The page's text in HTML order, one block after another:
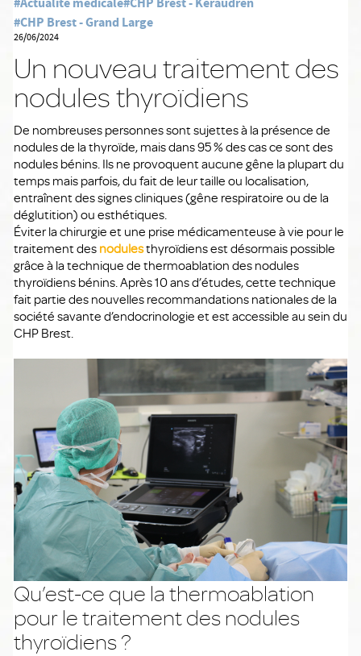
#CHP Brest - Grand Large
26/06/2024
Un nouveau traitement des
nodules thyroïdiens
De nombreuses personnes sont sujettes à la présence de
nodules de la thyroïde, mais dans 95 % des cas ce sont des
nodules bénins. Ils ne provoquent aucune gêne la plupart du
temps mais parfois, du fait de leur taille ou localisation,
entraînent des signes cliniques (gêne respiratoire ou de la
déglutition) ou esthétiques.
Éviter la chirurgie et une prise médicamenteuse à vie pour le
traitement des nodulesthyroïdiens est désormais possible
grâce à la technique de thermoablation des nodules
thyroïdiens bénins. Après 10 ans d’études, cette technique
fait partie des nouvelles recommandations nationales de la
société savante d’endocrinologie et est accessible au sein du
CHP Brest.
Qu’est-ce que la thermoablation
pour le traitement des nodules
thyroïdiens ?